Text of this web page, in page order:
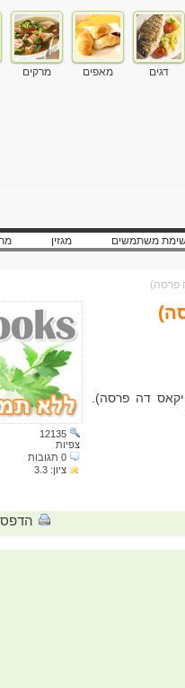
דגים מאפים מרקים
משתמשים מגזין
12135
צפיות
תגובות
ציון: 3.3
פרסה)
דה פרסה).